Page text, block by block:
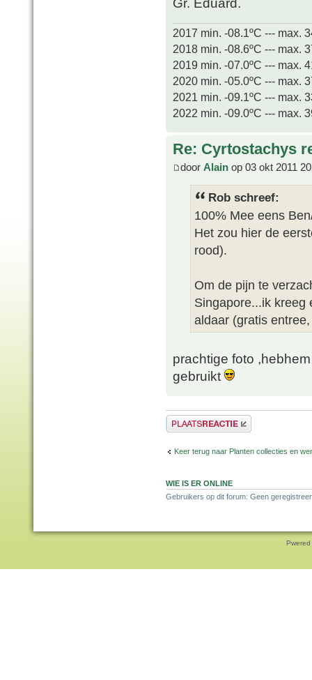
2017 min. -08.1ºC --- max.
2018 min. -08.6ºC --- max.
2019 min. -07.0ºC --- max.
2020 min. -05.0ºC --- max.
2021 min. -09.1ºC --- max.
2022 min. -09.0ºC --- max.
Re: Cyrtostachys
door Alain op 03 okt 2011
Rob schreef:
100% Mee eens
Het zou hier de
rood).
Om de pijn te
Singapore...ik kreeg
aldaar (gratis
prachtige foto
gebruikt
Plaats een reactie
Keer terug naar Planten collecties en
WIE IS ER ONLINE
Gebruikers op dit forum: Geen